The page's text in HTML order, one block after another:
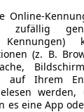
Online-
zufällig
(z. B.
auf Ihrem
werden,
es eine App